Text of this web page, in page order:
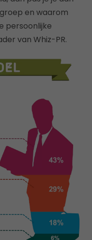
en waarom
persoonlijke
van Whiz-PR.